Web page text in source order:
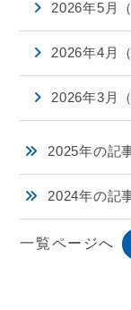
2026年5月（
2026年4月（
2026年3月（
2025年の記
2024年の記
一覧ページへ